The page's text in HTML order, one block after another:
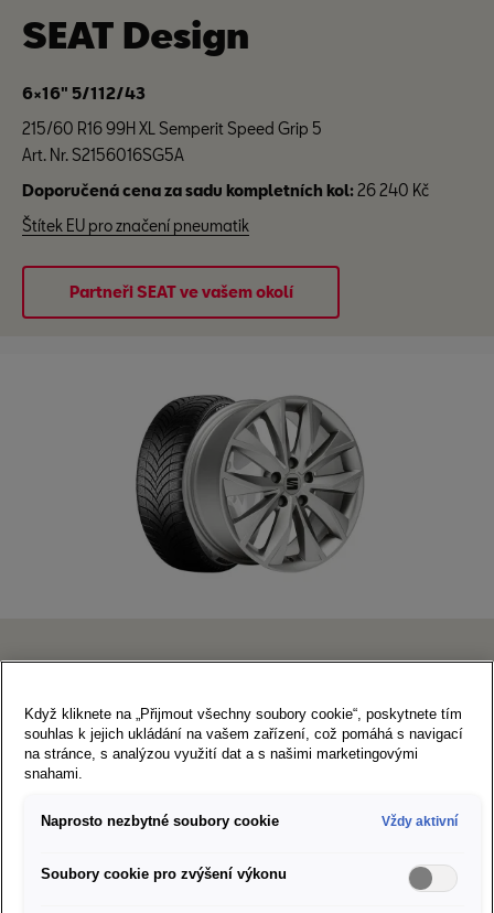
SEAT Design
6×16" 5/112/43
215/60 R16 99H XL Semperit Speed Grip 5
Art. Nr. S2156016SG5A
Doporučená cena za sadu kompletních kol:26 240 Kč
Štítek EU pro značení pneumatik
Partneři SEAT ve vašem okolí
7×17" 5/112/45
215/55 R17 98V XL Semperit Speed Grip 5
Štítek EU pro značení pneumatik
Když kliknete na „Přijmout všechny soubory cookie“, poskytnete tím
souhlas k jejich ukládání na vašem zařízení, což pomáhá s navigací
na stránce, s analýzou využití dat a s našimi marketingovými
snahami.
Naprosto nezbytné soubory cookie Vždy aktivní
Soubory cookie pro zvýšení výkonu